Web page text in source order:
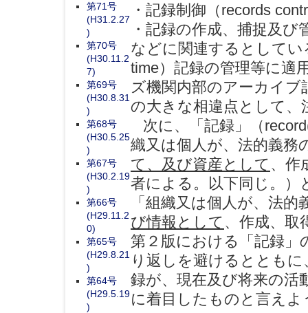
・記録制御（records
・記録の作成、捕捉及
などに関連するとして
time）記録の管理等に適
ズ機関内部のアーカイ
の大きな相違点として、
次に、「記録」（
織又は個人が、法的義務
て、及び資産として 、作
者による。以下同じ。）
「組織又は個人が、法
び情報として 、作成、取
第２版における「記録」
り返しを避けるととも
録が、現在及び将来の活
に着目したものと言えよ
第71号
(H31.2.27
)
第70号
(H30.11.2
7)
第69号
(H30.8.31
)
第68号
(H30.5.25
)
第67号
(H30.2.19
)
第66号
(H29.11.2
0)
第65号
(H29.8.21
)
第64号
(H29.5.19
)